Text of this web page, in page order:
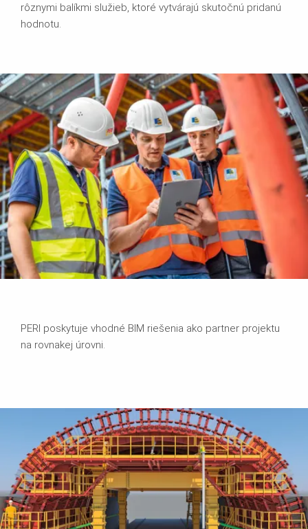
rôznymi balíkmi služieb, ktoré vytvárajú skutočnú pridanú
hodnotu.
PERI poskytuje vhodné BIM riešenia ako partner projektu
na rovnakej úrovni.